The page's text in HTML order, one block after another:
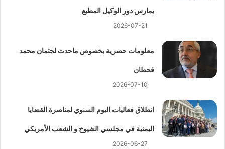
يمارس دور الوكيل المطيع
2026-07-21
معلومات حصرية بخصوص ماحدث لجثمان محمد
قحطان
2026-07-10
انطلاق فعاليات اليوم السنوي لمناصرة القضايا
اليمنية في مجلسي الشيوخ و الشعب الأمريكي
2026-06-27